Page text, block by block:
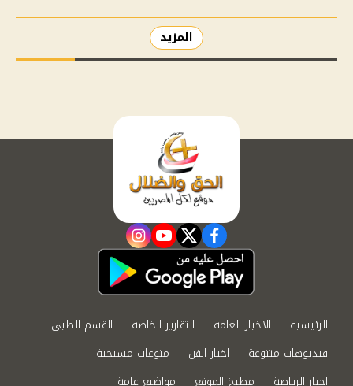
المزيد
facebook
twitter
youtube
instagram
الرئيسية الاخبار العامة التقارير الخاصة
القسم الطبي
فيديوهات متنوعة
اخبار الفن
منوعات مسيحية
اخبار الرياضة
مطبخ الموقع مواضيع عامة